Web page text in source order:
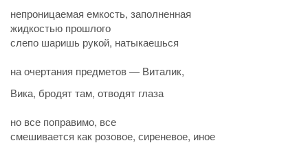
непроницаемая емкость, заполненная
жидкостью прошлого
слепо шаришь рукой, натыкаешься
на очертания предметов — Виталик,
Вика, бродят там, отводят глаза
но все поправимо, все
смешивается как розовое, сиреневое, иное